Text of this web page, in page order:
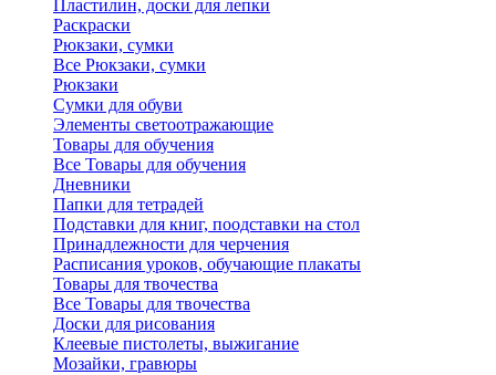
Пластилин, доски для лепки
Раскраски
Рюкзаки, сумки
Все Рюкзаки, сумки
Рюкзаки
Сумки для обуви
Элементы светоотражающие
Товары для обучения
Все Товары для обучения
Дневники
Папки для тетрадей
Подставки для книг, поодставки на стол
Принадлежности для черчения
Расписания уроков, обучающие плакаты
Товары для твочества
Все Товары для твочества
Доски для рисования
Клеевые пистолеты, выжигание
Мозайки, гравюры